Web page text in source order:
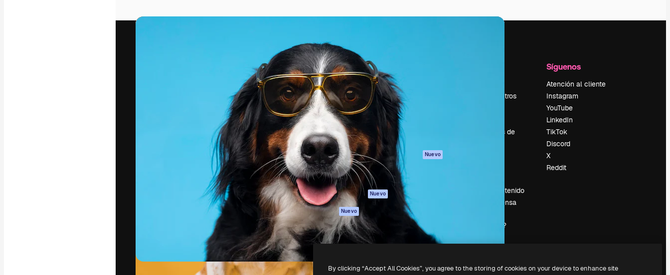
Vídeos
La plataforma creativa para dirigir tu mejor
trabajo. Más de un millón de suscriptores
entre creativos, empresas, agencias y
Productos
Spaces
Asistente de IA
Generador de
imágenes
Generador de
vídeos
Texto a voz
Contenido de
stock
MCP para
Claude/ChatGPT
Nuevo
Agentes Nuevo
API
App móvil
Academy
Documentación
Soporte
Términos de uso
Política de
privacidad
Originales
Nuevo
Política de cookies
Centro de
confianza
Afiliados
Empresas
Sobre nosotros
Tendencias de
Vender contenido
Sala de prensa
magnific.ai?
Síguenos
Atención al cliente
Instagram
YouTube
LinkedIn
TikTok
Discord
X
Reddit
By clicking “Accept All Cookies”, you agree to the storing of cookies on your device to enhance site